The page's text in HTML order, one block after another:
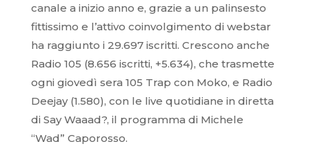
canale a inizio anno e, grazie a un palinsesto
fittissimo e l’attivo coinvolgimento di webstar
ha raggiunto i 29.697 iscritti. Crescono anche
Radio 105 (8.656 iscritti, +5.634), che trasmette
ogni giovedì sera 105 Trap con Moko, e Radio
Deejay (1.580), con le live quotidiane in diretta
di Say Waaad?, il programma di Michele
“Wad” Caporosso.